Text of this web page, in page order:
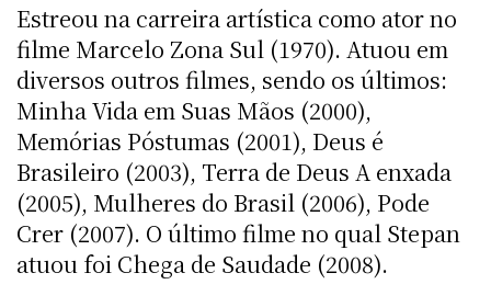
Estreou na carreira artística como ator no
filme Marcelo Zona Sul (1970). Atuou em
diversos outros filmes, sendo os últimos:
Minha Vida em Suas Mãos (2000),
Memórias Póstumas (2001), Deus é
Brasileiro (2003), Terra de Deus A enxada
(2005), Mulheres do Brasil (2006), Pode
Crer (2007). O último filme no qual Stepan
atuou foi Chega de Saudade (2008).